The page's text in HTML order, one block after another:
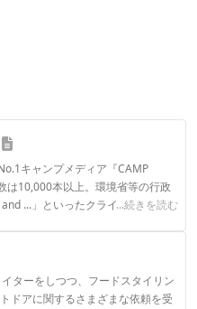
キャンプメディア『CAMP
は10,000本以上。環境省等の行政
...」といったクライアントとの
...続きを読む
フィール
ターをしつつ、フードスタイリン
ドアに関するさまざまな依頼を受